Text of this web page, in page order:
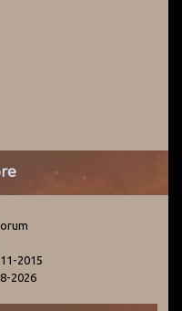
2015
2026